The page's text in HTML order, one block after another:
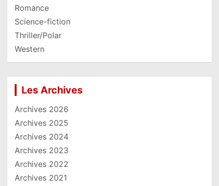
Romance
Science-fiction
Thriller/Polar
Western
Les Archives
Archives 2026
Archives 2025
Archives 2024
Archives 2023
Archives 2022
Archives 2021